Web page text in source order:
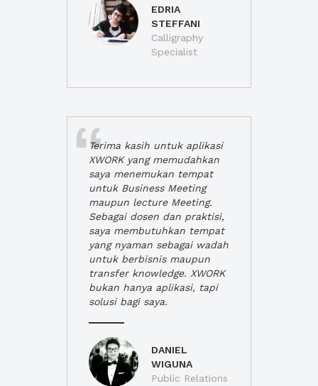
EDRIA
STEFFANI
Calligraphy
Specialist
Terima kasih untuk aplikasi
XWORK yang memudahkan
saya menemukan tempat
untuk Business Meeting
maupun lecture Meeting.
Sebagai dosen dan praktisi,
saya membutuhkan tempat
yang nyaman sebagai wadah
untuk berbisnis maupun
transfer knowledge. XWORK
bukan hanya aplikasi, tapi
solusi bagi saya.
DANIEL
WIGUNA
Public Relations